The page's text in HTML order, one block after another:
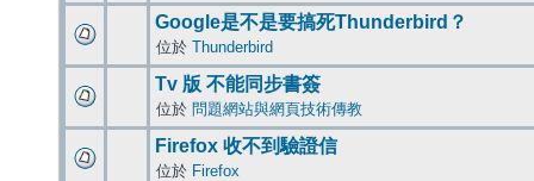
Google是不是要搞死Thunderbird？
位於 Thunderbird
Tv 版 不能同步書簽
位於 問題網站與網頁技術傳教
Firefox 收不到驗證信
位於 Firefox